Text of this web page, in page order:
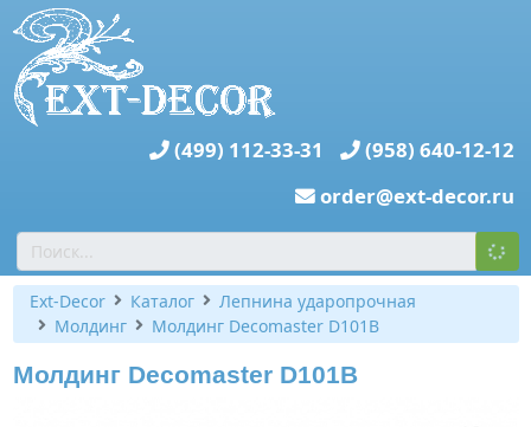
(499) 112-33-31
(958) 640-12-12
order@ext-decor.ru
Ext-Decor Каталог
Лепнина ударопрочная
Молдинг
Молдинг Decomaster D101B
Молдинг Decomaster D101B